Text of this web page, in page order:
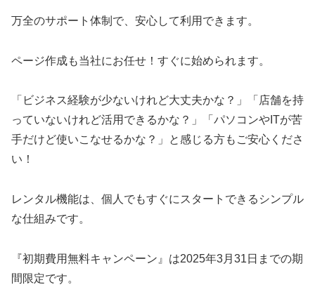
万全のサポート体制で、安心して利用できます。
ページ作成も当社にお任せ！すぐに始められます。
「ビジネス経験が少ないけれど大丈夫かな？」「店舗を持
っていないけれど活用できるかな？」「パソコンやITが苦
手だけど使いこなせるかな？」と感じる方もご安心くださ
い！
レンタル機能は、個人でもすぐにスタートできるシンプル
な仕組みです。
『初期費用無料キャンペーン』は2025年3月31日までの期
間限定です。